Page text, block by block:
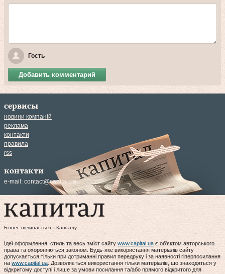
Гость
Добавить комментарий
сервисы
новини компаній
реклама
контакти
правила
rss
контакти
e-mail: contact@capital.ua
Бізнес починається з Капіталу
Ідеї оформлення, стиль та весь зміст сайту www.capital.ua є об'єктом авторського
права та охороняються законом. Будь-яке використання матеріалів сайту
допускається тільки при дотриманні правил передруку і за наявності гіперпосилання
на www.capital.ua . Дозволяється використання тільки матеріалів, що знаходяться у
відкритому доступі і лише за умови посилання та/або прямого відкритого для